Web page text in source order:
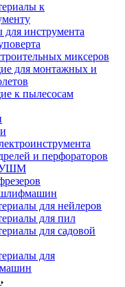
к
инструмента
миксеров
для монтажных и
к пылесосам
и перфораторов
УШМ
шлифмашин
для нейлеров
для пил
для садовой
для